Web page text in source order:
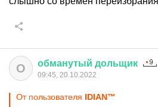
О обманутый дольщик
09:45, 20.10.2022
От пользователя IDIАN™